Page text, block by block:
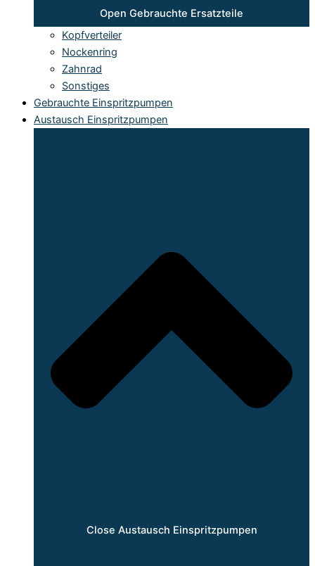
Open Gebrauchte Ersatzteile
Kopfverteiler
Nockenring
Zahnrad
Sonstiges
Gebrauchte Einspritzpumpen
Austausch Einspritzpumpen
Close Austausch Einspritzpumpen